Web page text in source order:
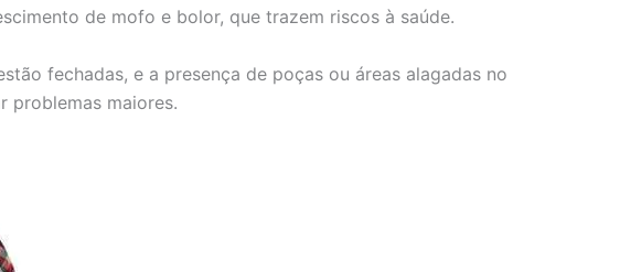
de mofo e bolor, que trazem riscos à saúde.
fechadas, e a presença de poças ou áreas alagadas no
problemas maiores.